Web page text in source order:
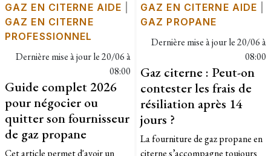
GAZ EN CITERNE AIDE
GAZ EN CITERNE
PROFESSIONNEL
Dernière mise à jour le20/06 à
08:00
Guide complet 2026
pour négocier ou
quitter son fournisseur
de gaz propane
Cet article permet d'avoir un
GAZ EN CITERNE AIDE
GAZ PROPANE
Dernière mise à jour le20/06 à
08:00
Gaz citerne : Peut-on
contester les frais de
résiliation après 14
jours ?
La fourniture de gaz propane en
citerne s’accompagne toujours